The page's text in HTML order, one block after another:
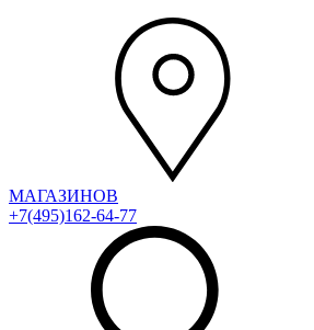
МАГАЗИНОВ
+7(495)162-64-77